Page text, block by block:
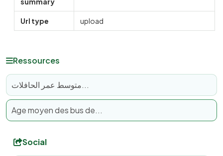
Url type upload
Ressources
متوسط عمر الحافلات...
Age moyen des bus de...
Social